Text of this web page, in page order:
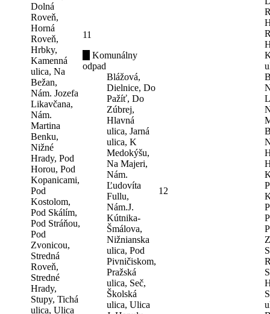
Dolná
Roveň,
Horná
Roveň,
Hrbky,
Kamenná
ulica, Na
Bežan,
Nám. Jozefa
Likavčana,
Nám.
Martina
Benku,
Nižné
Hrady, Pod
Horou, Pod
Kopanicami,
Pod
Kostolom,
Pod Skálím,
Pod Stráňou,
Pod
Zvonicou,
Stredná
Roveň,
Stredné
Hrady,
Stupy, Tichá
ulica, Ulica
11
Komunálny
odpad
Blážová,
Dielnice, Do
Pažíť, Do
Zúbrej,
Hlavná
ulica, Jarná
ulica, K
Medokýšu,
Na Majeri,
Nám.
Ľudovíta
Fullu,
Nám.J.
Kútnika-
Šmálova,
Nižnianska
ulica, Pod
Pivničiskom,
Pražská
ulica, Seč,
Školská
ulica, Ulica
12